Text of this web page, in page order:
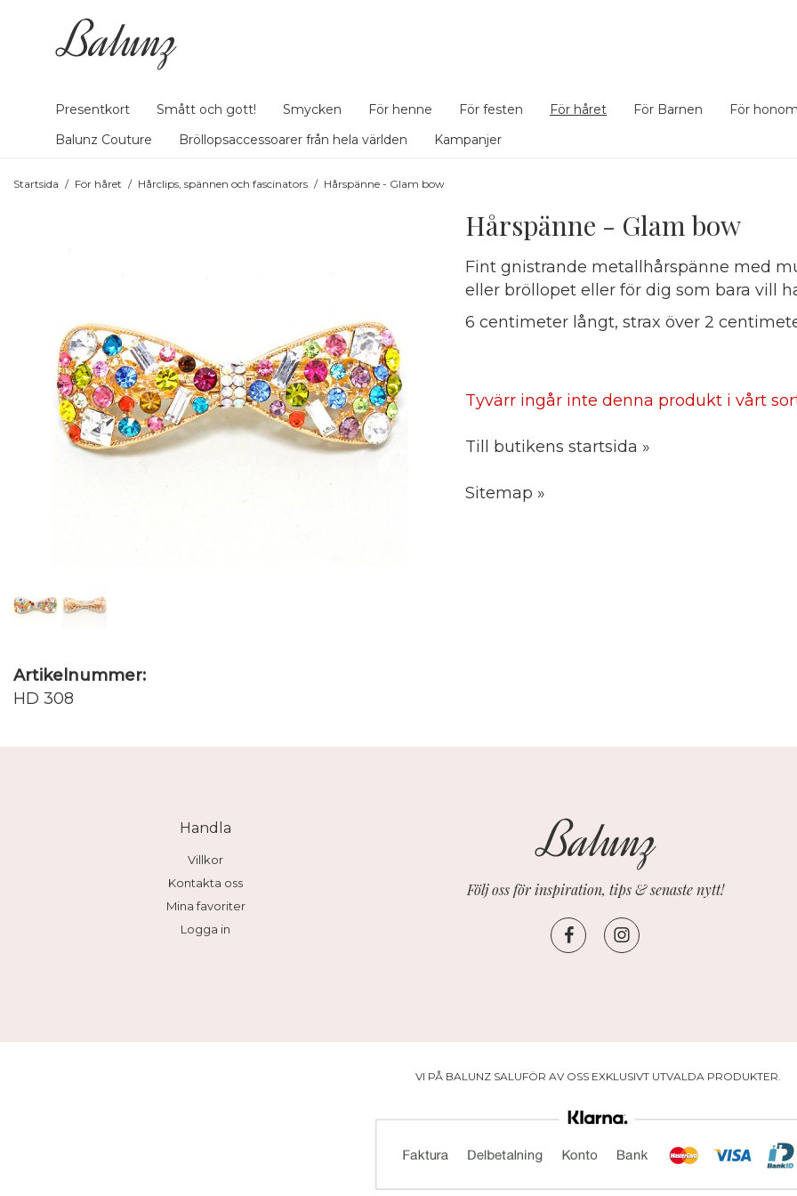
Presentkort Smått och gott! Smycken För henne För festen För håret För Barnen För honom
Balunz Couture
Bröllopsaccessoarer från hela världen Kampanjer
Startsida / För håret / Hårclips, spännen och fascinators / Hårspänne - Glam bow
Hårspänne - Glam bow
Fint gnistrande metallhårspänne med
eller bröllopet eller för dig som bara vill
6 centimeter långt, strax över 2
Tyvärr ingår inte denna produkt i vårt
Till butikens startsida »
Sitemap »
Artikelnummer:
HD 308
Handla
Villkor
Kontakta oss
Mina favoriter
Logga in
Följ oss för inspiration, tips & senaste nytt!
VI PÅ BALUNZ SALUFÖR AV OSS EXKLUSIVT UTVALDA PRODUKTER.